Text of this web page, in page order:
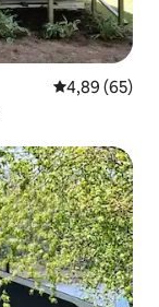
Gemiddelde
4,89 (65)